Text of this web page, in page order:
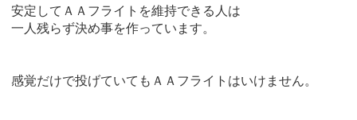
安定してＡＡフライトを維持できる人は
一人残らず決め事を作っています。
感覚だけで投げていてもＡＡフライトはいけません。